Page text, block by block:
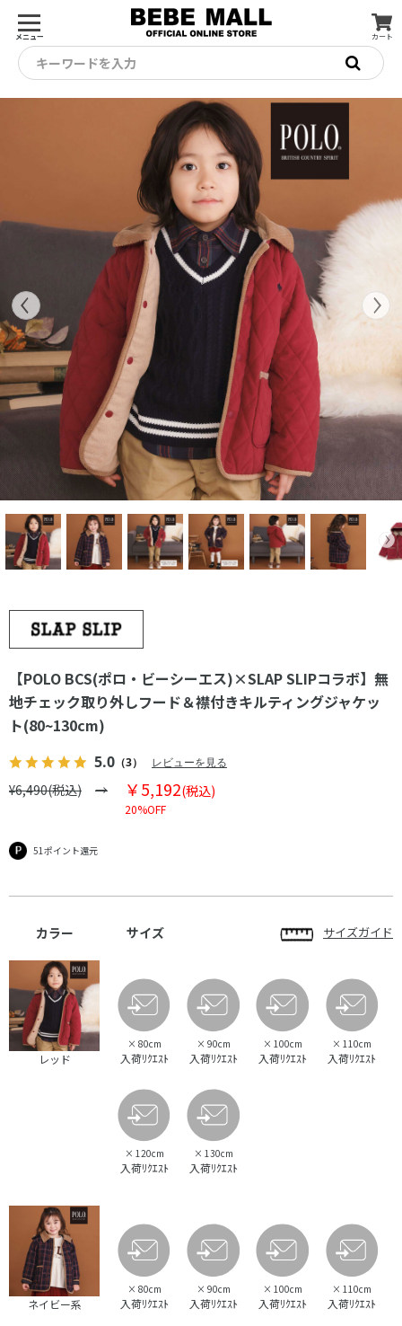
メニュー カート
キーワードを入力
【POLO BCS(ポロ・ビーシーエス)×SLAP SLIPコラボ】無
地チェック取り外しフード＆襟付きキルティングジャケッ
ト(80~130cm)
5.0 （3） レビューを見る
¥6,490(税込) ￥5,192(税込)
20%OFF
51ポイント還元
カラー サイズ サイズガイド
レッド
× 80cm
入荷ﾘｸｴｽﾄ
× 90cm
入荷ﾘｸｴｽﾄ
× 100cm
入荷ﾘｸｴｽﾄ
× 110cm
入荷ﾘｸｴｽﾄ
× 120cm
入荷ﾘｸｴｽﾄ
× 130cm
入荷ﾘｸｴｽﾄ
ネイビー系
× 80cm
入荷ﾘｸｴｽﾄ
× 90cm
入荷ﾘｸｴｽﾄ
× 100cm
入荷ﾘｸｴｽﾄ
× 110cm
入荷ﾘｸｴｽﾄ